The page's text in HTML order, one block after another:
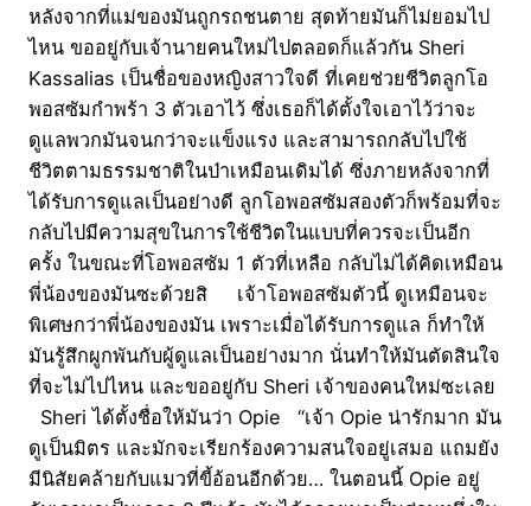
หลังจากที่แม่ของมันถูกรถชนตาย สุดท้ายมันก็ไม่ยอมไป
ไหน ขออยู่กับเจ้านายคนใหม่ไปตลอดก็แล้วกัน Sheri
Kassalias เป็นชื่อของหญิงสาวใจดี ที่เคยช่วยชีวิตลูกโอ
พอสซัมกำพร้า 3 ตัวเอาไว้ ซึ่งเธอก็ได้ตั้งใจเอาไว้ว่าจะ
ดูแลพวกมันจนกว่าจะแข็งแรง และสามารถกลับไปใช้
ชีวิตตามธรรมชาติในป่าเหมือนเดิมได้ ซึ่งภายหลังจากที่
ได้รับการดูแลเป็นอย่างดี ลูกโอพอสซัมสองตัวก็พร้อมที่จะ
กลับไปมีความสุขในการใช้ชีวิตในแบบที่ควรจะเป็นอีก
ครั้ง ในขณะที่โอพอสซัม 1 ตัวที่เหลือ กลับไม่ได้คิดเหมือน
พี่น้องของมันซะด้วยสิ เจ้าโอพอสซัมตัวนี้ ดูเหมือนจะ
พิเศษกว่าพี่น้องของมัน เพราะเมื่อได้รับการดูแล ก็ทำให้
มันรู้สึกผูกพันกับผู้ดูแลเป็นอย่างมาก นั่นทำให้มันตัดสินใจ
ที่จะไม่ไปไหน และขออยู่กับ Sheri เจ้าของคนใหม่ซะเลย
Sheri ได้ตั้งชื่อให้มันว่า Opie “เจ้า Opie น่ารักมาก มัน
ดูเป็นมิตร และมักจะเรียกร้องความสนใจอยู่เสมอ แถมยัง
มีนิสัยคล้ายกับแมวที่ขี้อ้อนอีกด้วย… ในตอนนี้ Opie อยู่